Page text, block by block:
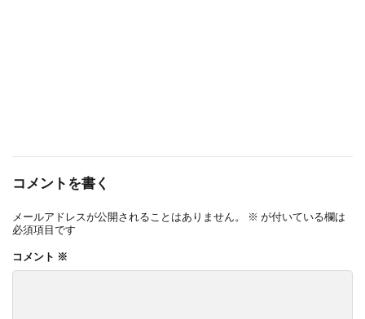
コメントを書く
メールアドレスが公開されることはありません。 ※ が付いている欄は
必須項目です
コメント ※